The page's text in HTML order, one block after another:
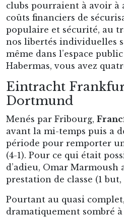
clubs pourraient à avoir à
coûts financiers de
populaire et sécurité, au
nos libertés individuelles
même dans l’espace
Habermas, vous avez
Eintracht
Dortmund
Menés par Fribourg,
avant la mi-temps puis a
période pour remporter
(4-1). Pour ce qui était
d’adieu, Omar
prestation de classe (1 but,
Pourtant au quasi complet,
dramatiquement sombré